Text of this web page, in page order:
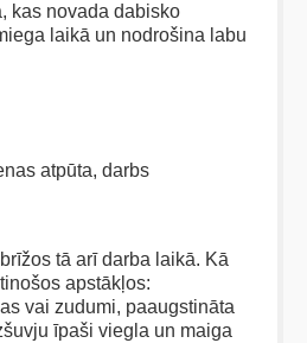
kas novada dabisko
laikā un nodrošina labu
atpūta, darbs
tā arī darba laikā. Kā
apstākļos:
vai zudumi, paaugstināta
īpaši viegla un maiga